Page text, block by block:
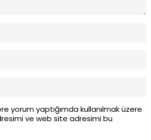
yorum yaptığımda kullanılmak üzere
ve web site adresimi bu